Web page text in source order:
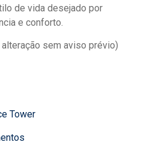
de vida desejado por
e conforto.
sem aviso prévio)
Tower